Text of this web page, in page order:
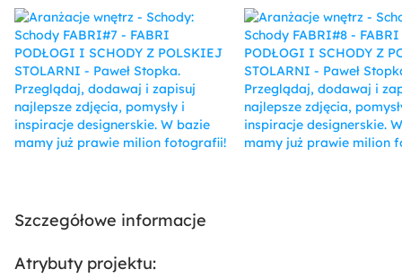
Szczegółowe informacje
Atrybuty projektu: